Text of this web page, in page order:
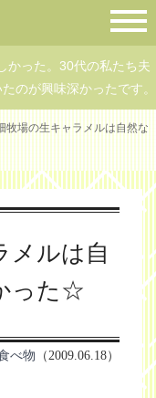
かった。30代の私たち夫
のが興味深かったです。
牧場の生キャラメルは自然な
メルは自
った☆
べ物 （2009.06.18）